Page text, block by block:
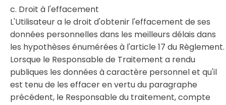
c. Droit à l'effacement
L'Utilisateur a le droit d'obtenir l'effacement de ses
données personnelles dans les meilleurs délais dans
les hypothèses énumérées à l'article 17 du Règlement.
Lorsque le Responsable de Traitement a rendu
publiques les données à caractère personnel et qu'il
est tenu de les effacer en vertu du paragraphe
précédent, le Responsable du traitement, compte